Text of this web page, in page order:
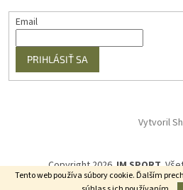
Tento web používa súbory cookie. Ďalším
Email
PRIHLÁSIŤ SA
Vytvoril
Copyright 2026JM SPORT.